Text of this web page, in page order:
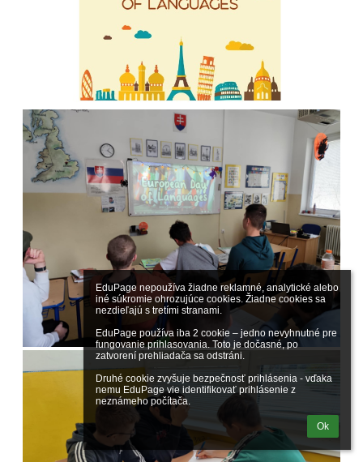
EduPage nepoužíva žiadne reklamné, analytické alebo
iné súkromie ohrozujúce cookies. Žiadne cookies sa
nezdieľajú s tretími stranami.
EduPage používa iba 2 cookie – jedno nevyhnutné pre
fungovanie prihlasovania. Toto je dočasné, po
zatvorení prehliadača sa odstráni.
Druhé cookie zvyšuje bezpečnosť prihlásenia - vďaka
nemu EduPage vie identifikovať prihlásenie z
neznámeho počítača.
Ok